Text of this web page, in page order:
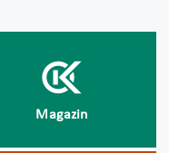
Magazin